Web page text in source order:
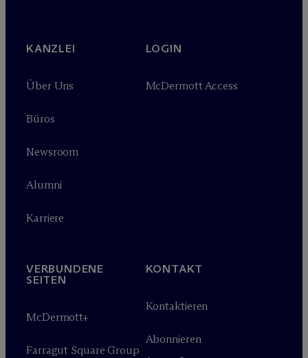
KANZLEI
Über Uns
Büros
Newsroom
Alumni
Karriere
LOGIN
McDermott Access
VERBUNDENE
SEITEN
McDermott+
Farragut Square Group
KONTAKT
Kontaktieren
Abonnieren